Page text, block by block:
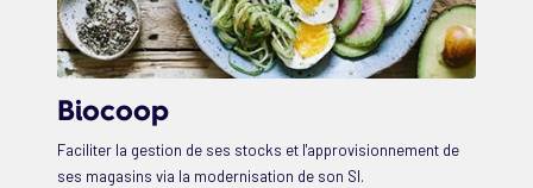
Biocoop
Faciliter la gestion de ses stocks et l'approvisionnement de
ses magasins via la modernisation de son SI.